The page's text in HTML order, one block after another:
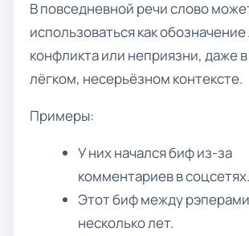
В повседневной речи слово
использоваться как
конфликта или неприязни, даже
лёгком, несерьёзном контексте.
Примеры:
У них начался биф из-за
комментариев в соцсетях.
Этот биф между
несколько лет.